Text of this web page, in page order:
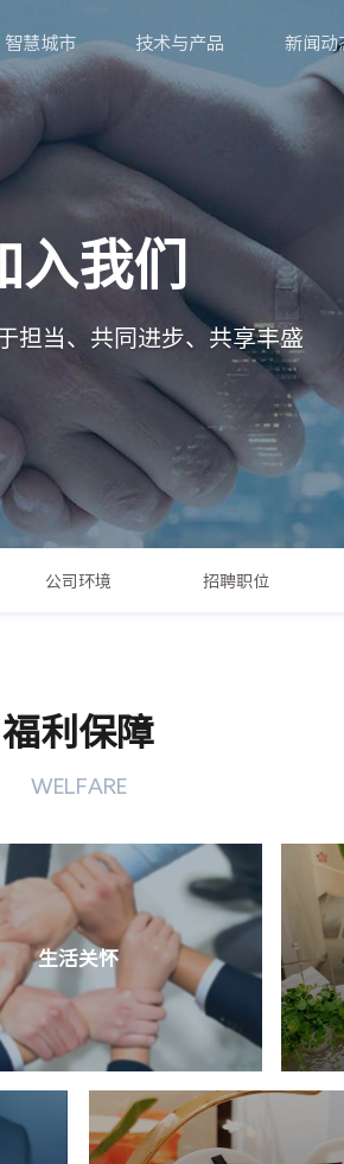
智慧城市 技术与产品 新闻动
入我们
担当、共同进步、共享丰盛
公司环境 招聘职位
福利保障
WELFARE
生活关怀
要时刻，以及一年中的重要节日，享受
六险
休，